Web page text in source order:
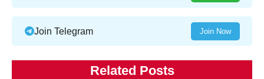
Join Telegram Join Now
Related Posts